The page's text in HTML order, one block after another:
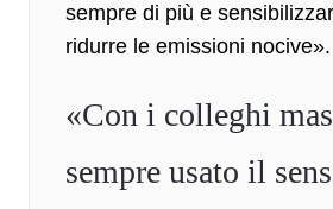
sempre di più e
ridurre le emissioni nocive».
«Con i colleghi
sempre usato il